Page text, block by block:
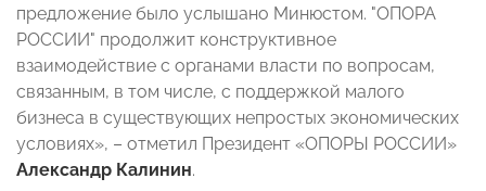
предложение было услышано Минюстом. "ОПОРА
РОССИИ" продолжит конструктивное
взаимодействие с органами власти по вопросам,
связанным, в том числе, с поддержкой малого
бизнеса в существующих непростых экономических
условиях», – отметил Президент «ОПОРЫ РОССИИ»
Александр Калинин.